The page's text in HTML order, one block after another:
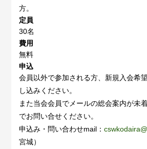
方。
定員
30名
費用
無料
申込
会員以外で参加される方、新規入会希
し込みください。
また当会会員でメールの総会案内が未
でお問い合せください。
申込み・問い合わせmail：
宮城）